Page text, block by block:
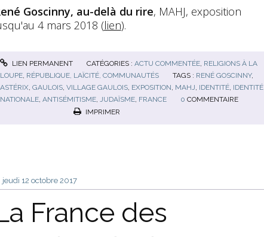
Goscinny, au-delà du rire, MAHJ, exposition
4 mars 2018 (lien).
LIEN PERMANENT CATÉGORIES :ACTU COMMENTÉE, RELIGIONS À LA
LOUPE, RÉPUBLIQUE, LAÏCITÉ, COMMUNAUTÉS TAGS : RENÉ GOSCINNY,
ASTÉRIX, GAULOIS, VILLAGE GAULOIS, EXPOSITION, MAHJ, IDENTITÉ, IDENTITÉ
NATIONALE, ANTISÉMITISME, JUDAÏSME, FRANCE 0 COMMENTAIRE
IMPRIMER
jeudi 12 octobre 2017
France des